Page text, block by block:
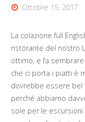
Ottobre 15, 2017
La colazione full
ristorante del nostro
ottimo, e fa
che ci porta i piatti è
dovrebbe essere bel
perché abbiamo
sole per le escursioni